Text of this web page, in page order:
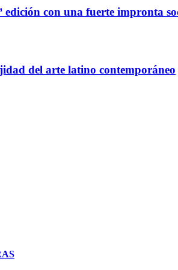
edición con una fuerte impronta
del arte latino contemporáneo